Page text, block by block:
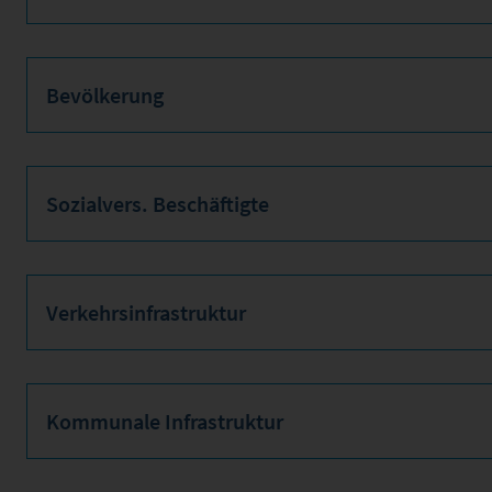
Bevölkerung
Sozialvers. Beschäftigte
Verkehrsinfrastruktur
Kommunale Infrastruktur